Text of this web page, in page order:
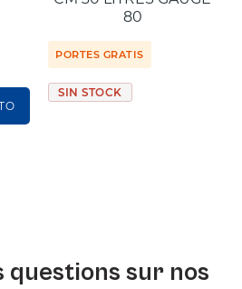
80
PORTES GRATIS
SIN STOCK
questions sur nos